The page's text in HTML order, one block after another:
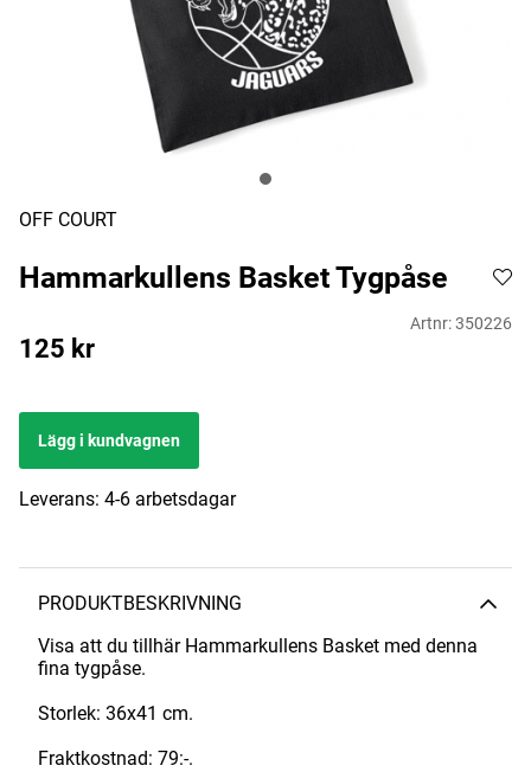
OFF COURT
Hammarkullens Basket Tygpåse
Artnr:350226
125 kr
Lägg i kundvagnen
Leverans: 4-6 arbetsdagar
PRODUKTBESKRIVNING
Visa att du tillhär Hammarkullens Basket med denna
fina tygpåse.
Storlek: 36x41 cm.
Fraktkostnad: 79:-.